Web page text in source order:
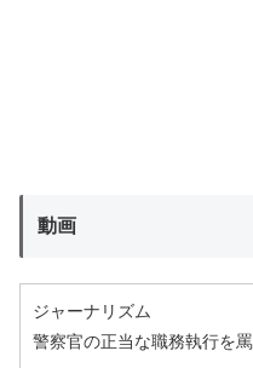
動画
ジャーナリズム
警察官の正当な職務執行を